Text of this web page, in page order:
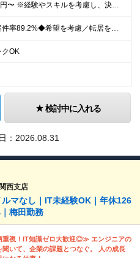
月給370,400円〜 ※経験やスキルを考慮し、決定いたします ※上記金額には固定残業代（30時間分/70,400円～）を含みます。超過分は別途全額支給いたします ※試用期間6カ月あり（期間中の給与・
◆リモート案件率89.2%◆希望を考慮／転居を伴う転勤なし 一都三県のクライアント先＋在宅勤務（案件により異なります） 【本社】東京都千代田区内幸町2-2-3 日比谷国際ビル3F (変更の範囲)上
クOK
検討中に入れる
： 2026.08.31
西支店
マなし｜IT未経験OK｜年休126
梅田勤務
視！IT知識ゼロ大歓迎◎≫ エンジニアの
聞いて、企業の課題とつなぐ。 人の成長